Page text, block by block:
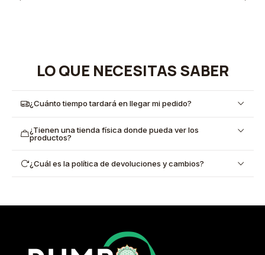
LO QUE NECESITAS SABER
¿Cuánto tiempo tardará en llegar mi pedido?
¿Tienen una tienda física donde pueda ver los
productos?
¿Cuál es la política de devoluciones y cambios?